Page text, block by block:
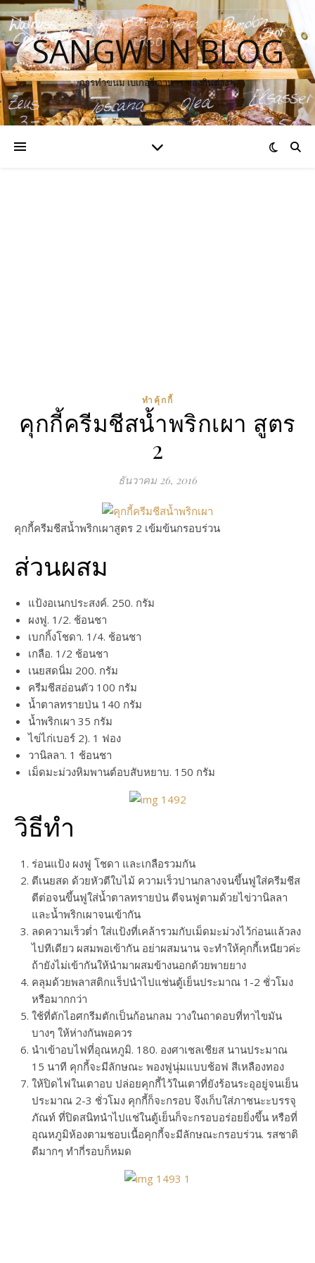
SANGWUN BLOG
การทำขนม เบเกอรี่ อาหาร ของกินต่าง ๆ
ทำคุ้กกี้
คุกกี้ครีมชีสน้ำพริกเผา สูตร
2
ธันวาคม 26, 2016
คุกกี้ครีมชีสน้ำพริกเผาสูตร 2 เข้มข้นกรอบร่วน
ส่วนผสม
แป้งอเนกประสงค์. 250. กรัม
ผงฟู. 1/2. ช้อนชา
เบกกิ้งโชดา. 1/4. ช้อนชา
เกลือ. 1/2 ช้อนชา
เนยสดนิ่ม 200. กรัม
ครีมชีสอ่อนตัว 100 กรัม
น้ำตาลทรายป่น 140 กรัม
น้ำพริกเผา 35 กรัม
ไข่ไก่เบอร์ 2). 1 ฟอง
วานิลลา. 1 ช้อนชา
เม็ดมะม่วงหิมพานต์อบสับหยาบ. 150 กรัม
วิธีทำ
ร่อนแป้ง ผงฟู โชดา และเกลือรวมกัน
ตีเนยสด ด้วยหัวตีใบไม้ ความเร็วปานกลางจนขึ้นฟูใส่ครีมชีส
ตีต่อจนขึ้นฟูใส่น้ำตาลทรายป่น ตีจนฟูตามด้วยไข่วานิลลา
และน้ำพริกเผาจนเข้ากัน
ลดความเร็วต่ำ ใส่แป้งที่เคล้ารวมกับเม็ดมะม่วงไว้ก่อนแล้วลง
ไปทีเดียว ผสมพอเข้ากัน อย่าผสมนาน จะทำให้คุกกี้เหนียวค่ะ
ถ้ายังไม่เข้ากันให้นำมาผสมข้างนอกด้วยพายยาง
คลุมด้วยพลาสติกแร็ปนำไปแช่นตู้เย็นประมาณ 1-2 ชั่วโมง
หรือมากกว่า
ใช้ที่ตักไอศกรีมตักเป็นก้อนกลม วางในถาดอบที่ทาไขมัน
บางๆ ให้ห่างกันพอควร
นำเข้าอบไฟที่อุณหภูมิ. 180. องศาเชลเชียส นานประมาณ
15 นาที คุกกี้จะมีลักษณะ พองฟูนุ่มแบบช้อฟ สีเหลืองทอง
ให้ปิดไฟในเตาอบ ปล่อยคุกกี้ไว้ในเตาที่ยังร้อนระอุอยู่จนเย็น
ประมาณ 2-3 ชั่วโมง คุกกี้ก็จะกรอบ จึงเก็บใส่ภาชนะะบรรจุ
ภัณท์ ที่ปิดสนิทนำไปแช่ในตู้เย็นก็จะกรอบอร่อยยิ่งขึ้น หรือที่
อุณหภูมิห้องตามชอบเนื้อคุกกี้จะมีลักษณะกรอบร่วน. รสชาติ
ดีมากๆ ทำกี่รอบก็หมด